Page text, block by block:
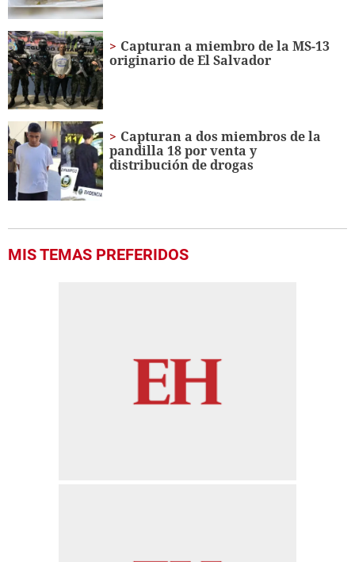
Capturan a miembro de la MS-13
originario de El Salvador
Capturan a dos miembros de la
pandilla 18 por venta y
distribución de drogas
MIS TEMAS PREFERIDOS